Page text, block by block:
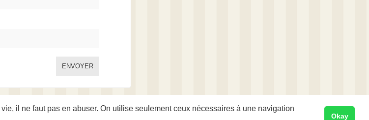
il ne faut pas en abuser. On utilise seulement ceux nécessaires à une navigation
Okay